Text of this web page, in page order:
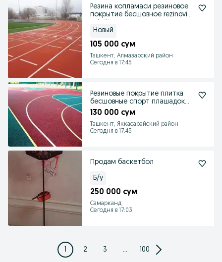
Резина копламаси резиновое
покрытие бесшовное rezinoviy
Новый
105 000 сум
Ташкент, Алмазарский район
Сегодня в 17:45
Резиновые покрытие плитка
бесшовные спорт плашадок
резина копламаси
130 000 сум
Ташкент, Яккасарайский район
Сегодня в 17:45
Продам баскетбол
Б/у
250 000 сум
Самарканд
Сегодня в 17:03
1 2 3 ... 100